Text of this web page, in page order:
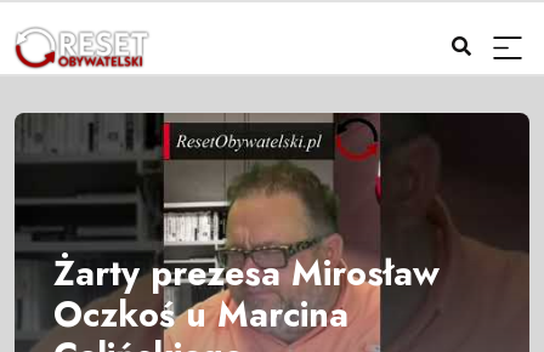
Żarty prezesa Mirosław
Oczkoś u Marcina